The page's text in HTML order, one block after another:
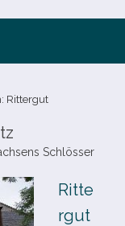
Rittergut
Schlösser
Ritte
rgut